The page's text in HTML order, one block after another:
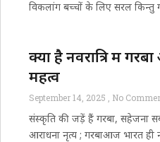
विकलांग बच्चों के लिए सरल किन्तु
क्यों है नवरात्रि में
महत्व
September 14, 2025 No
संस्कृति की जड़ें हैं गरबा, सहेजना
आराधना नृत्य ; गरबाआज भारत ही